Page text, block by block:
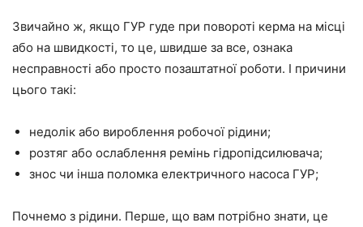
Звичайно ж, якщо ГУР гуде при повороті керма на місці
або на швидкості, то це, швидше за все, ознака
несправності або просто позаштатної роботи. І причини
цього такі:
недолік або вироблення робочої рідини;
розтяг або ослаблення ремінь гідропідсилювача;
знос чи інша поломка електричного насоса ГУР;
Почнемо з рідини. Перше, що вам потрібно знати, це